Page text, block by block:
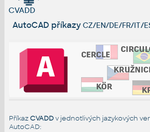
CVADD
AutoCAD příkazy CZ/EN/DE/FR/IT/
Příkaz CVADDv jednotlivých jazykových
AutoCAD: